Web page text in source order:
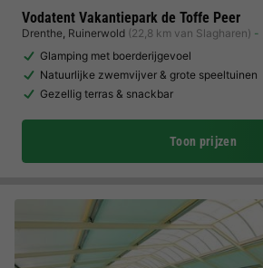
Vodatent Vakantiepark de Toffe Peer
Drenthe, Ruinerwold (22,8 km van Slagharen)
Glamping met boerderijgevoel
Natuurlijke zwemvijver & grote speeltuinen
Gezellig terras & snackbar
Toon prijzen